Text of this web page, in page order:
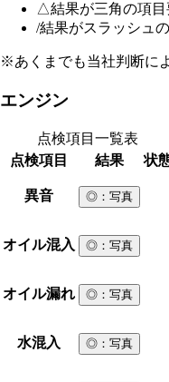
△結果が三角の項目
/結果がスラッシュ
※あくまでも当社判断に
エンジン
点検項目一覧表
点検項目
結果 状
異音 ◎ ：写真
オイル混入 ◎ ：写真
オイル漏れ ◎ ：写真
水混入 ◎ ：写真